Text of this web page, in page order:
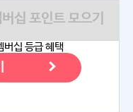
십 포인트 모으기